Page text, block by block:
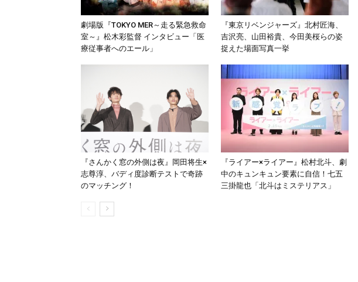
劇場版『TOKYO MER～走る緊急救命
室～』松木彩監督 インタビュー「医
療従事者へのエール」
『東京リベンジャーズ』北村匠海、
吉沢亮、山田裕貴、今田美桜らの姿
捉えた場面写真一挙
『さんかく窓の外側は夜』岡田将生×
志尊淳、バディ度診断テストで奇跡
のマッチング！
『ライアー×ライアー』松村北斗、劇
中のキュンキュン要素に自信！七五
三掛龍也「北斗はミステリアス」